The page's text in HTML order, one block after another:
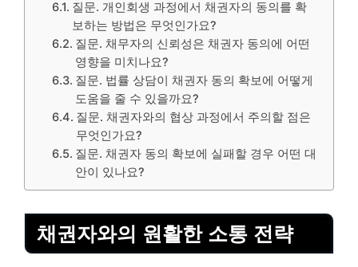
질문. 개인회생 과정에서 채권자의 동의를 확
보하는 방법은 무엇인가요?
질문. 채무자의 신뢰성은 채권자 동의에 어떤
영향을 미치나요?
질문. 법률 상담이 채권자 동의 확보에 어떻게
도움을 줄 수 있을까요?
질문. 채권자와의 협상 과정에서 주의할 점은
무엇인가요?
질문. 채권자 동의 확보에 실패할 경우 어떤 대
안이 있나요?
채권자와의 원활한 소통 전략